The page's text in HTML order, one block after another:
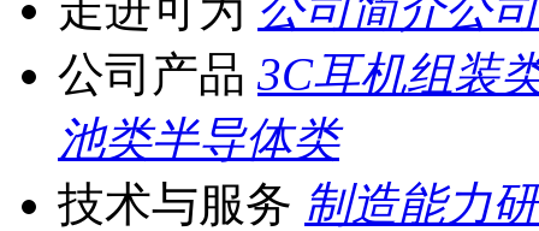
公司产品 3C耳机组装
池类半导体类
技术与服务 制造能力